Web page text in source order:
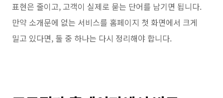
표현은 줄이고, 고객이 실제로 묻는 단어를 남기면 됩니다.
만약 소개문에 없는 서비스를 홈페이지 첫 화면에서 크게
밀고 있다면, 둘 중 하나는 다시 정리해야 합니다.